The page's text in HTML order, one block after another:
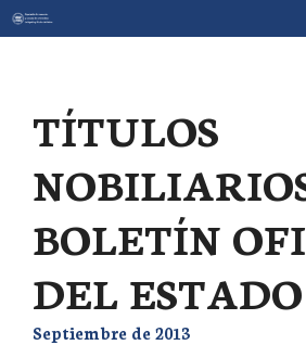
Saltar
al
TÍTULOS
BOLETÍN
DEL ESTADO
Septiembre de 2013